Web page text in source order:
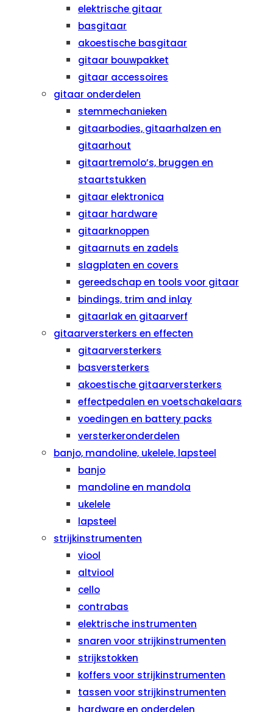
elektrische gitaar
basgitaar
akoestische basgitaar
gitaar bouwpakket
gitaar accessoires
gitaar onderdelen
stemmechanieken
gitaarbodies, gitaarhalzen en
gitaarhout
gitaartremolo’s, bruggen en
staartstukken
gitaar elektronica
gitaar hardware
gitaarknoppen
gitaarnuts en zadels
slagplaten en covers
gereedschap en tools voor gitaar
bindings, trim and inlay
gitaarlak en gitaarverf
gitaarversterkers en effecten
gitaarversterkers
basversterkers
akoestische gitaarversterkers
effectpedalen en voetschakelaars
voedingen en battery packs
versterkeronderdelen
banjo, mandoline, ukelele, lapsteel
banjo
mandoline en mandola
ukelele
lapsteel
strijkinstrumenten
viool
altviool
cello
contrabas
elektrische instrumenten
snaren voor strijkinstrumenten
strijkstokken
koffers voor strijkinstrumenten
tassen voor strijkinstrumenten
hardware en onderdelen